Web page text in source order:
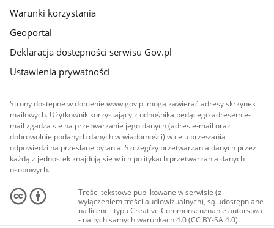
Warunki korzystania
Geoportal
Deklaracja dostępności serwisu Gov.pl
Ustawienia prywatności
Strony dostępne w domenie www.gov.pl mogą zawierać adresy skrzynek
mailowych. Użytkownik korzystający z odnośnika będącego adresem e-
mail zgadza się na przetwarzanie jego danych (adres e-mail oraz
dobrowolnie podanych danych w wiadomości) w celu przesłania
odpowiedzi na przesłane pytania. Szczegóły przetwarzania danych przez
każdą z jednostek znajdują się w ich politykach przetwarzania danych
osobowych.
Treści tekstowe publikowane w serwisie (z
wyłączeniem treści audiowizualnych), są udostępniane
na licencji typu Creative Commons: uznanie autorstwa
- na tych samych warunkach 4.0 (CC BY-SA 4.0).